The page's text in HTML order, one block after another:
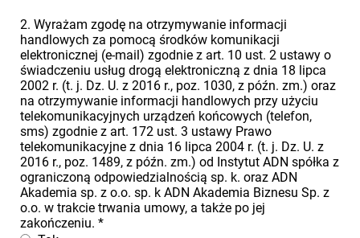
2. Wyrażam zgodę na otrzymywanie informacji
handlowych za pomocą środków komunikacji
elektronicznej (e-mail) zgodnie z art. 10 ust. 2 ustawy o
świadczeniu usług drogą elektroniczną z dnia 18 lipca
2002 r. (t. j. Dz. U. z 2016 r., poz. 1030, z późn. zm.) oraz
na otrzymywanie informacji handlowych przy użyciu
telekomunikacyjnych urządzeń końcowych (telefon,
sms) zgodnie z art. 172 ust. 3 ustawy Prawo
telekomunikacyjne z dnia 16 lipca 2004 r. (t. j. Dz. U. z
2016 r., poz. 1489, z późn. zm.) od Instytut ADN spółka z
ograniczoną odpowiedzialnością sp. k. oraz ADN
Akademia sp. z o.o. sp. k ADN Akademia Biznesu Sp. z
o.o. w trakcie trwania umowy, a także po jej
zakończeniu. *